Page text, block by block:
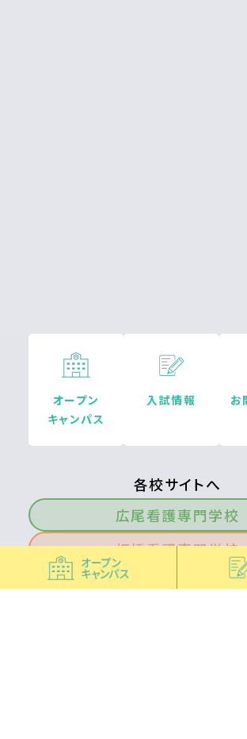
オープン
キャンパス
入試情報 お
各校サイトへ
広尾看護専門学校
板橋看護専門学校
荏原看護専門学校